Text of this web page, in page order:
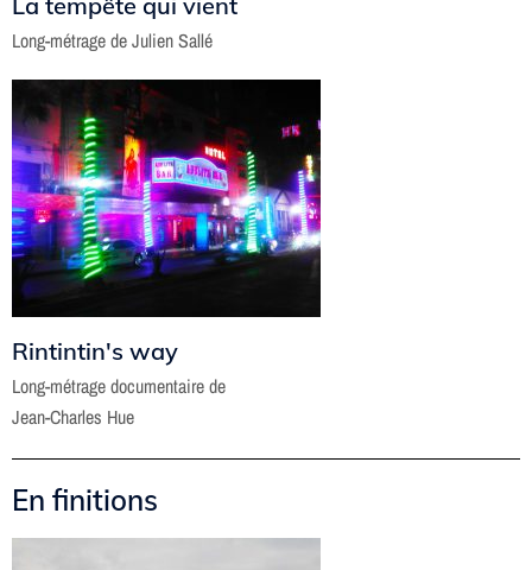
Long-métrage de Julien Sallé
Rintintin's way
Long-métrage documentaire de
Jean-Charles Hue
En finitions